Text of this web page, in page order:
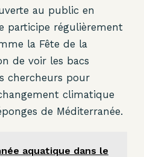
au public en
participe régulièrement
la Fête de la
de voir les bacs
chercheurs pour
climatique
de Méditerranée.
aquatique dans le